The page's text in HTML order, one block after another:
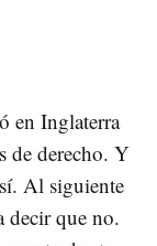
en Inglaterra
de derecho. Y
Al siguiente
decir que no.